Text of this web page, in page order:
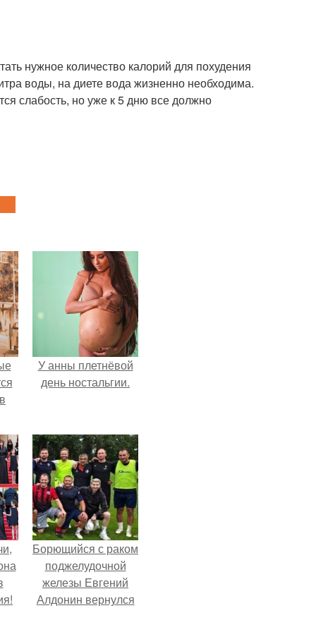
нужное количество калорий для похудения
воды, на диете вода жизненно необходима.
слабость, но уже к 5 дню все должно
У анны плетнёвой
день ностальгии.
Борющийся с раком
поджелудочной
железы Евгений
Алдонин вернулся